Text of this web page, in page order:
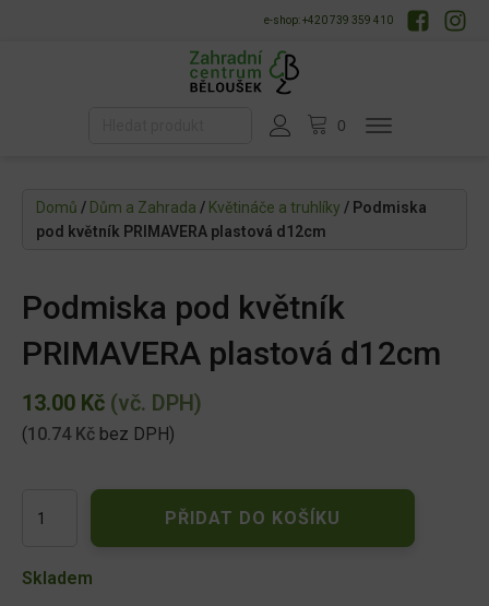
e-shop: +420 739 359 410
Domů / Dům a Zahrada / Květináče a truhlíky / Podmiska
pod květník PRIMAVERA plastová d12cm
Podmiska pod květník
PRIMAVERA plastová d12cm
13.00 Kč (vč. DPH)
(10.74 Kč bez DPH)
pod
PRIMAVERA
PŘIDAT DO KOŠÍKU
Skladem